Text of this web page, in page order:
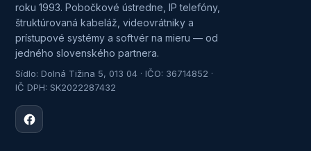
roku 1993. Pobočkové ústredne, IP telefóny,
štruktúrovaná kabeláž, videovrátniky a
prístupové systémy a softvér na mieru — od
jedného slovenského partnera.
Sídlo: Dolná Tižina 5, 013 04 · IČO: 36714852 ·
IČ DPH: SK2022287432